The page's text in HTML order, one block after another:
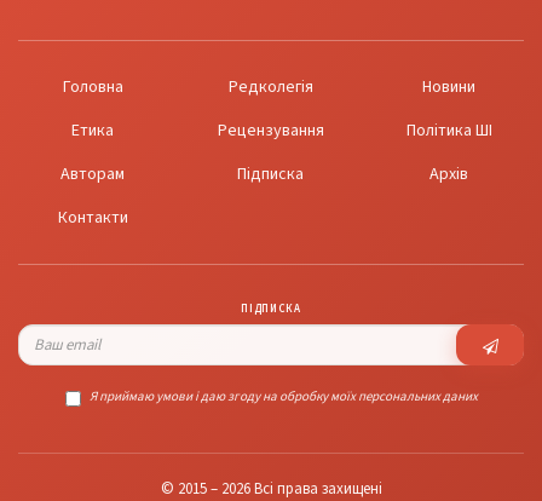
Головна Редколегія
Новини
Етика
Рецензування
Політика ШІ
Авторам
Підписка
Архів
Контакти
ПІДПИСКА
Я приймаю умови і даю згоду на обробку моїх персональних даних
© 2015 – 2026 Всі права захищені